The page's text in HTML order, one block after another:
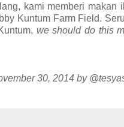
kami memberi makan
Kuntum Farm Field.
we should do this
30, 2014 by